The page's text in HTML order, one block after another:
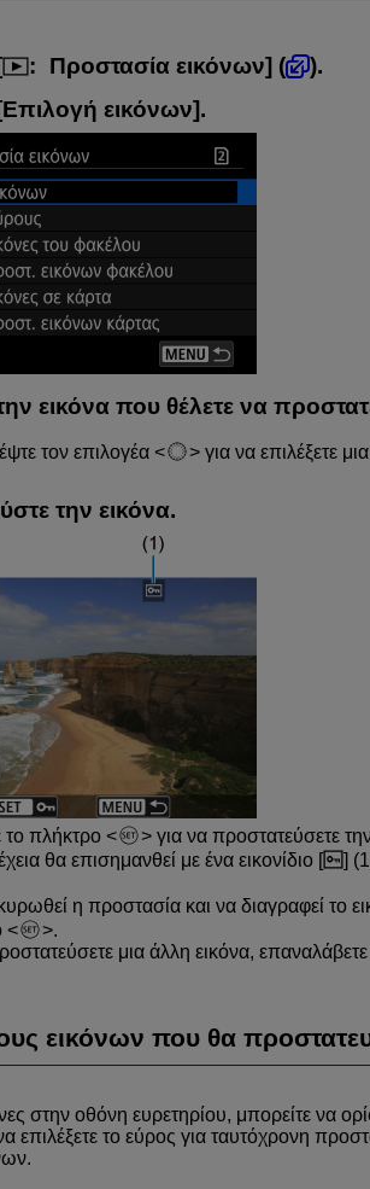
: Προστασία εικόνων] (
).
Επιλογή εικόνων].
εικόνα που θέλετε να
τον επιλογέα για να επιλέξετε
την εικόνα.
το πλήκτρο
για να προστατεύσετε
θα επισημανθεί με ένα εικονίδιο [
]
η προστασία και να διαγραφεί το
.
μια άλλη εικόνα,
εικόνων που θα
στην οθόνη ευρετηρίου, μπορείτε να
να επιλέξετε το εύρος για ταυτόχρονη